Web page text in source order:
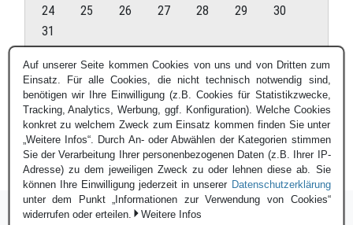
August 2026
24
25 26 27 28 29
30
31
« Juli
Auf unserer Seite kommen Cookies von uns und von Dritten zum
Einsatz. Für alle Cookies, die nicht technisch notwendig sind,
benötigen wir Ihre Einwilligung (z.B. Cookies für Statistikzwecke,
Tracking, Analytics, Werbung, ggf. Konfiguration). Welche Cookies
konkret zu welchem Zweck zum Einsatz kommen finden Sie unter
„Weitere Infos“. Durch An- oder Abwählen der Kategorien stimmen
Sie der Verarbeitung Ihrer personenbezogenen Daten (z.B. Ihrer IP-
Adresse) zu dem jeweiligen Zweck zu oder lehnen diese ab. Sie
können Ihre Einwilligung jederzeit in unserer Datenschutzerklärung
unter dem Punkt „Informationen zur Verwendung von Cookies“
widerrufen oder erteilen.
Weitere Infos